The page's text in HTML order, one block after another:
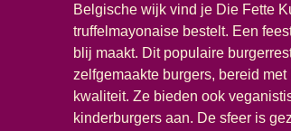
Belgische wijk vind je Die Fette
truffelmayonaise bestelt. Een
blij maakt. Dit populaire
zelfgemaakte burgers, bereid
kwaliteit. Ze bieden ook
kinderburgers aan. De sfeer is